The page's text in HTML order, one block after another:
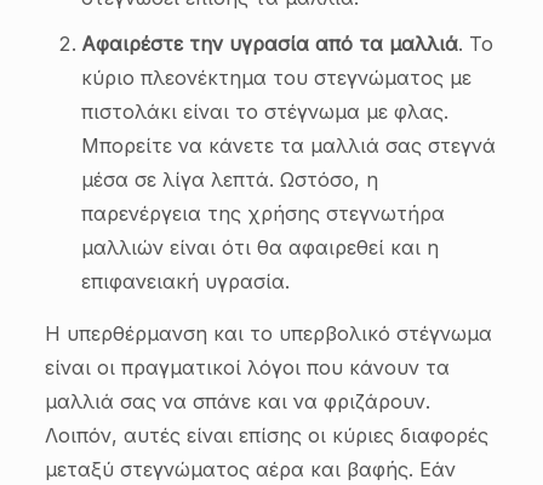
Αφαιρέστε την υγρασία από τα μαλλιά. Το
κύριο πλεονέκτημα του στεγνώματος με
πιστολάκι είναι το στέγνωμα με φλας.
Μπορείτε να κάνετε τα μαλλιά σας στεγνά
μέσα σε λίγα λεπτά. Ωστόσο, η
παρενέργεια της χρήσης στεγνωτήρα
μαλλιών είναι ότι θα αφαιρεθεί και η
επιφανειακή υγρασία.
Η υπερθέρμανση και το υπερβολικό στέγνωμα
είναι οι πραγματικοί λόγοι που κάνουν τα
μαλλιά σας να σπάνε και να φριζάρουν.
Λοιπόν, αυτές είναι επίσης οι κύριες διαφορές
μεταξύ στεγνώματος αέρα και βαφής. Εάν